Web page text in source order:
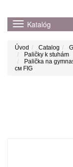
Katalóg
Úvod Catalog
Paličky k stuhám
Palička na
см FIG